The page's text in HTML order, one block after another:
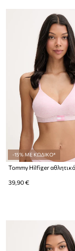
-15% ΜΕ ΚΩΔΙΚΟ*
39,90 €